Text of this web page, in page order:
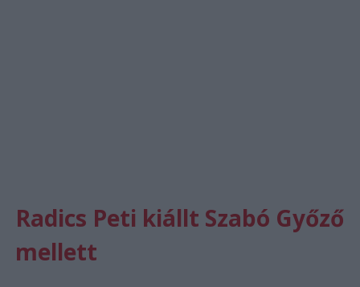
Radics Peti kiállt Szabó Győző
mellett